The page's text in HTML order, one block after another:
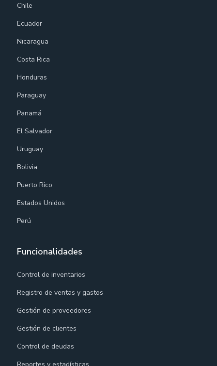
Chile
Ecuador
Nicaragua
Costa Rica
Honduras
Paraguay
Panamá
El Salvador
Uruguay
Bolivia
Puerto Rico
Estados Unidos
Perú
Funcionalidades
Control de inventarios
Registro de ventas y gastos
Gestión de proveedores
Gestión de clientes
Control de deudas
Reportes y estadísticas